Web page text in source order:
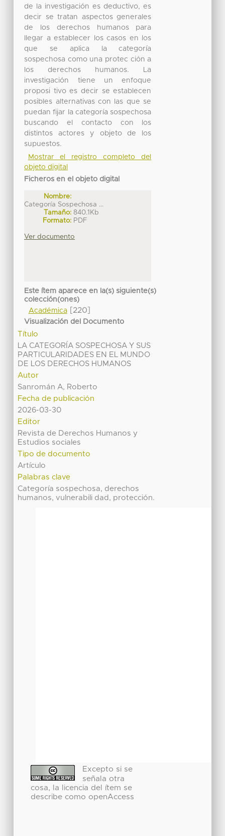
de la investigación es deductivo, es
decir se tratan aspectos generales
de los derechos humanos para
llegar a establecer los casos en los
que se aplica la categoría
sospechosa como una protec ción a
los derechos humanos. La
investigación tiene un enfoque
proposi tivo es decir se establecen
posibles alternativas con las que se
puedan fijar la categoría sospechosa
buscando el contacto con los
distintos actores y objeto de los
supuestos.
Mostrar el registro completo del
objeto digital
Ficheros en el objeto digital
Nombre:
Categoría Sospechosa ...
Tamaño: 840.1Kb
Formato: PDF
Ver documento
Este ítem aparece en la(s) siguiente(s)
colección(ones)
Académica[220]
Visualización del Documento
Título
LA CATEGORÍA SOSPECHOSA Y SUS
PARTICULARIDADES EN EL MUNDO
DE LOS DERECHOS HUMANOS
Autor
Sanromán A, Roberto
Fecha de publicación
2026-03-30
Editor
Revista de Derechos Humanos y
Estudios sociales
Tipo de documento
Artículo
Palabras clave
Categoría sospechosa, derechos
humanos, vulnerabili dad, protección.
Excepto si se
señala otra
cosa, la licencia del ítem se
describe como openAccess